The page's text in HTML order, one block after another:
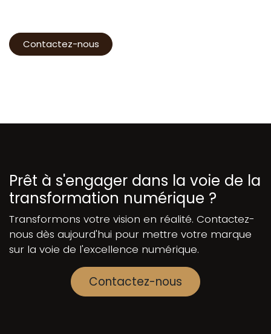
Contactez-nous
Prêt à s'engager dans la voie de la
transformation numérique ?
Transformons votre vision en réalité. Contactez-
nous dès aujourd'hui pour mettre votre marque
sur la voie de l'excellence numérique.
Contactez-nous